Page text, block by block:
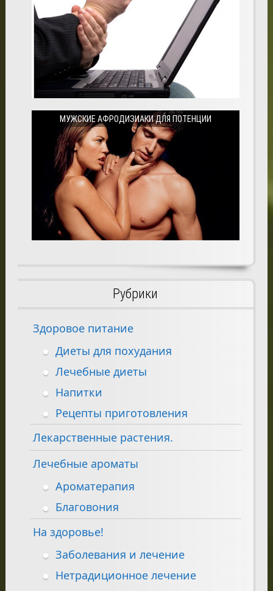
МУЖСКИЕ АФРОДИЗИАКИ ДЛЯ ПОТЕНЦИИ
Рубрики
Здоровое питание
Диеты для похудания
Лечебные диеты
Напитки
Рецепты приготовления
Лекарственные растения.
Лечебные ароматы
Ароматерапия
Благовония
На здоровье!
Заболевания и лечение
Нетрадиционное лечение